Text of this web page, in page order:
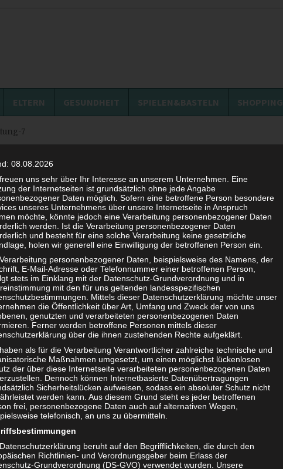
ELTERN GESUNDHEIT SPIELEN&BASTELN SHOPPING
7
Schiffchen-Anleitung-7
24. JULI 2018
Save
T
e
i
08.08.2026
uns sehr über Ihr Interesse an unserem Unternehmen. Eine
der Internetseiten ist grundsätzlich ohne jede Angabe
Daten möglich. Sofern eine betroffene Person besondere
unseres Unternehmens über unsere Internetseite in Anspruch
möchte, könnte jedoch eine Verarbeitung personenbezogener Daten
werden. Ist die Verarbeitung personenbezogener Daten
und besteht für eine solche Verarbeitung keine gesetzliche
holen wir generell eine Einwilligung der betroffenen Person ein.
personenbezogener Daten, beispielsweise des Namens, der
E-Mail-Adresse oder Telefonnummer einer betroffenen Person,
stets im Einklang mit der Datenschutz-Grundverordnung und in
mit den für uns geltenden landesspezifischen
Mittels dieser Datenschutzerklärung möchte unser
die Öffentlichkeit über Art, Umfang und Zweck der von uns
genutzten und verarbeiteten personenbezogenen Daten
Ferner werden betroffene Personen mittels dieser
über die ihnen zustehenden Rechte aufgeklärt.
als für die Verarbeitung Verantwortlicher zahlreiche technische und
Maßnahmen umgesetzt, um einen möglichst lückenlosen
der über diese Internetseite verarbeiteten personenbezogenen Daten
Dennoch können Internetbasierte Datenübertragungen
Sicherheitslücken aufweisen, sodass ein absoluter Schutz nicht
werden kann. Aus diesem Grund steht es jeder betroffenen
frei, personenbezogene Daten auch auf alternativen Wegen,
telefonisch, an uns zu übermitteln.
beruht auf den Begrifflichkeiten, die durch den
Richtlinien- und Verordnungsgeber beim Erlass der
Grundverordnung (DS-GVO) verwendet wurden. Unsere